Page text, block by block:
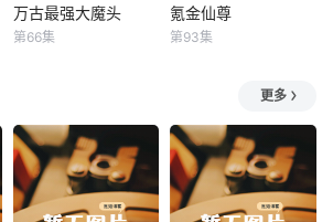
万古最强大魔头
万古最强大魔头
第66集
氪金仙尊
氪金仙尊
第93集
更多